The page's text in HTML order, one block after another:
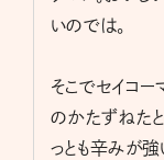
いのでは。
そこでセイコ
のかたずねたと
っとも辛みが